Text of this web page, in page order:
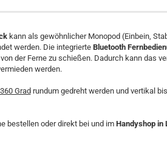
kann als gewöhnlicher Monopod (Einbein,
werden. Die integrierte Bluetooth
der Ferne zu schießen. Dadurch kann das
werden.
360 Grad rundum gedreht werden und vertikal bis
bestellen oder direkt bei und imHandyshop in